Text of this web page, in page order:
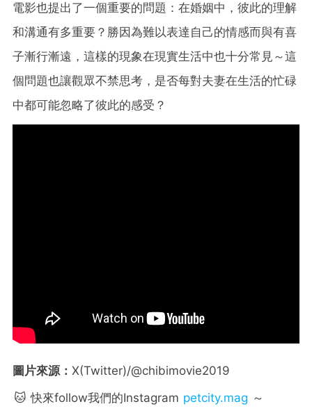
電影也提出了一個重要的問題：在婚姻中，彼此的理解
和溝通有多重要？勝因為難以表達自己的情感而與有喜
子漸行漸遠，這樣的現象在現實生活中也十分常見～這
個問題也讓觀眾不禁思考，是否每對夫妻在生活的忙碌
中都可能忽略了彼此的感受？
圖片來源： X(Twitter)/@chibimovie2019
🐱 快來follow我們的Instagram petcity.mag ～